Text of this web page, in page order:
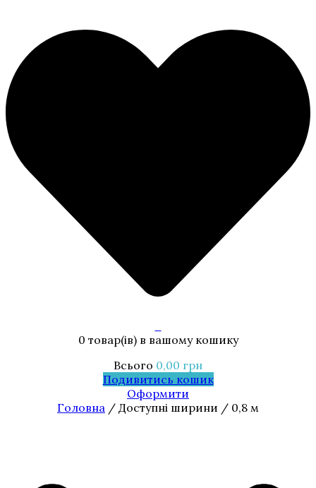
0 товар(ів)в вашому кошику
Всього 0,00 грн
Подивитись кошик
Оформити
Головна / Доступні ширини / 0,8 м